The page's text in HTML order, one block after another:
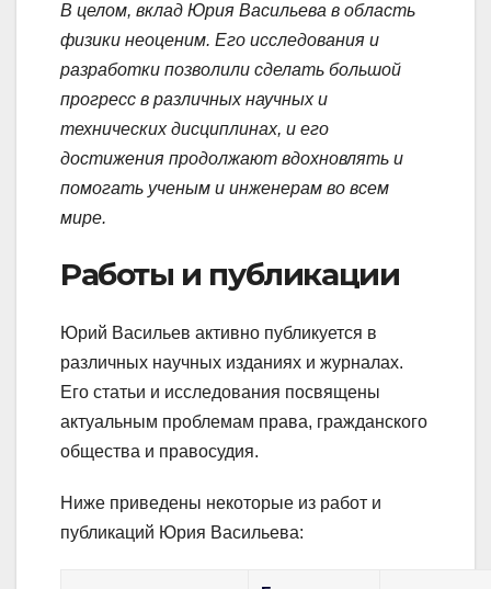
В целом, вклад Юрия Васильева в область
физики неоценим. Его исследования и
разработки позволили сделать большой
прогресс в различных научных и
технических дисциплинах, и его
достижения продолжают вдохновлять и
помогать ученым и инженерам во всем
мире.
Работы и публикации
Юрий Васильев активно публикуется в
различных научных изданиях и журналах.
Его статьи и исследования посвящены
актуальным проблемам права, гражданского
общества и правосудия.
Ниже приведены некоторые из работ и
публикаций Юрия Васильева: